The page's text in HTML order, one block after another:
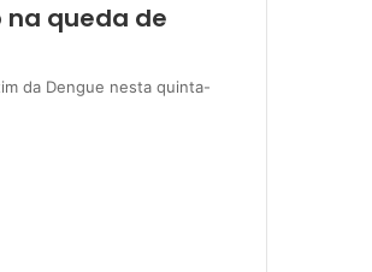
queda de
da Dengue nesta quinta-